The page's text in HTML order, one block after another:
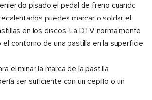
pisado el pedal de freno cuando
puedes marcar o soldar el
en los discos. La DTV normalmente
el contorno de una pastilla en la superficie
eliminar la marca de la pastilla
ser suficiente con un cepillo o un